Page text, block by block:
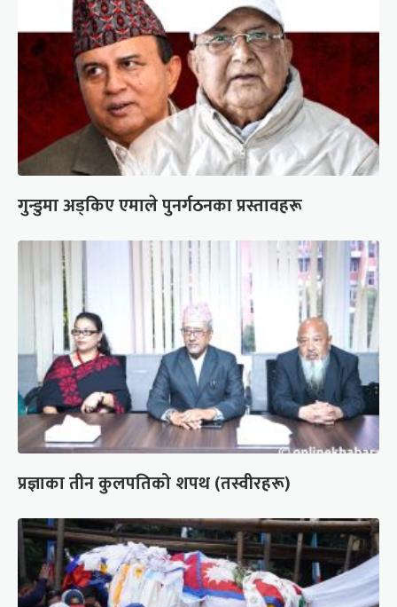
गुन्डुमा अड्किए एमाले पुनर्गठनका प्रस्तावहरू
प्रज्ञाका तीन कुलपतिको शपथ (तस्वीरहरू)